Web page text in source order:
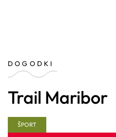
DOGODKI
Trail Maribor
ŠPORT